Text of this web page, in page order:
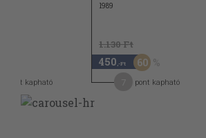
pont kapható
1989
1.130 Ft
450 ,-Ft 60
pont kapható